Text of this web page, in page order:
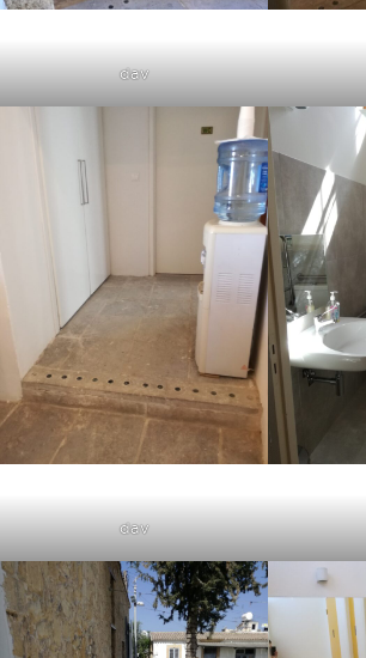
dav
dav